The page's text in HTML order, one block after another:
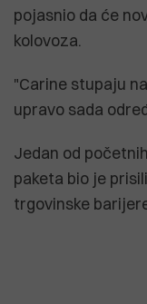
pojasnio da će
kolovoza.
"Carine stupaju
upravo sada
Jedan od
paketa bio je
trgovinske